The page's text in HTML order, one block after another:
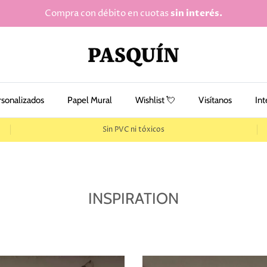
Compra con débito en cuotas sin interés.
Papel Mural Wishlist 💘 Visítanos
Sin PVC ni tóxicos
INSPIRATION